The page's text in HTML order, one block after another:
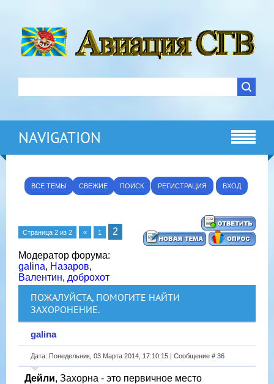
NAVIGATION
ВСЕ ТЕМЫ СВЕЖИЕ ПОИСК РЕГИСТРАЦИЯ ВХОД
Страница 2 из 2 « 1 2
Модератор форума:
galina, Назаров,
Валентин, доброхот
ПОЖАЛУЙСТА, ПОМОГИТЕ НАЙТИ
ЗАХОРОНЕНИЕ.
galina
Дата: Понедельник, 03 Марта 2014, 17:10:15 | Сообщение # 36
Дейли, Захорна - это первичное место